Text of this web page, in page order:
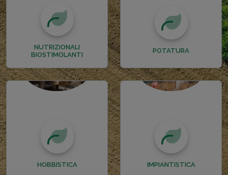
NUTRIZIONALI
BIOSTIMOLANTI
POTATURA
HOBBISTICA IMPIANTISTICA